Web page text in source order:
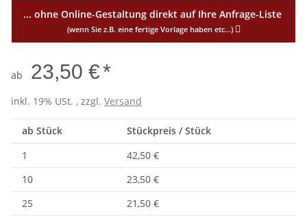
... ohne Online-Gestaltung direkt auf Ihre Anfrage-Liste
(wenn Sie z.B. eine fertige Vorlage haben etc...)
ab 23,50 €*
inkl. 19% USt. , zzgl. Versand
ab Stück
Stückpreis / Stück
1
42,50 €
10
23,50 €
25
21,50 €